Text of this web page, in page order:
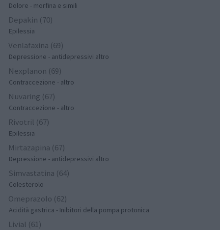
Dolore - morfina e simili
Depakin (70)
Epilessia
Venlafaxina (69)
Depressione - antidepressivi altro
Nexplanon (69)
Contraccezione - altro
Nuvaring (67)
Contraccezione - altro
Rivotril (67)
Epilessia
Mirtazapina (67)
Depressione - antidepressivi altro
Simvastatina (64)
Colesterolo
Omeprazolo (62)
Acidità gastrica - Inibitori della pompa protonica
Livial (61)